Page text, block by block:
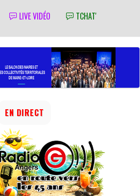
LIVE VIDÉO TCHAT'
EN DIRECT